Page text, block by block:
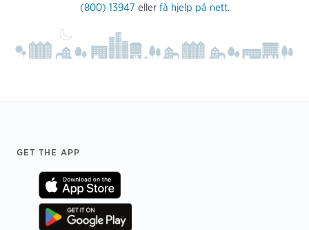
(800) 13947 eller få hjelp på nett.
Footer
GET THE APP